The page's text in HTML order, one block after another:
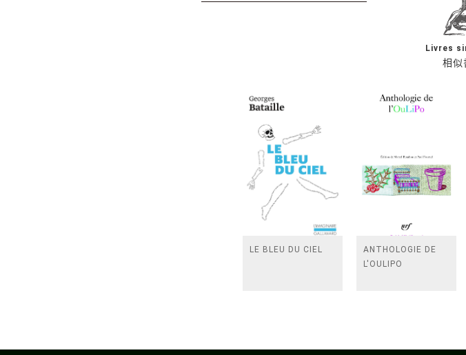
相似
Livres
LE BLEU DU CIEL
ANTHOLOGIE DE
L'OULIPO